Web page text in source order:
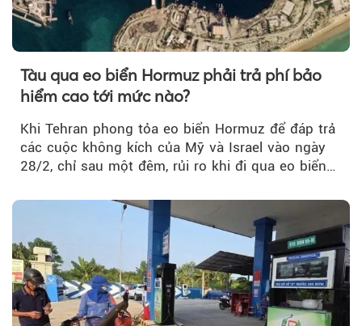
Tàu qua eo biển Hormuz phải trả phí bảo
hiểm cao tới mức nào?
Khi Tehran phong tỏa eo biển Hormuz để đáp trả
các cuộc không kích của Mỹ và Israel vào ngày
28/2, chỉ sau một đêm, rủi ro khi đi qua eo biển
theo.